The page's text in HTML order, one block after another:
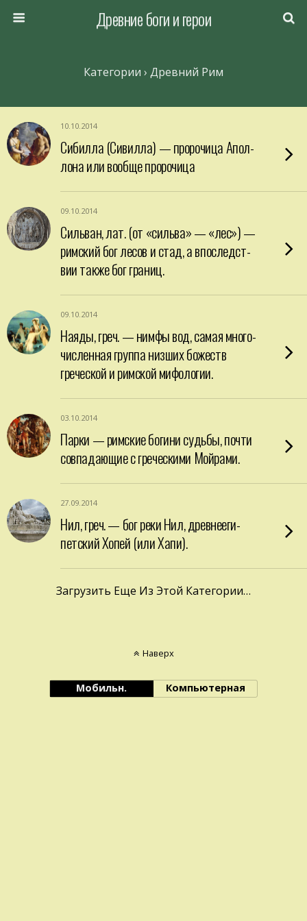
Древние боги и герои
Категории › Древний Рим
10.10.2014
Сибилла (Сивилла) — пророчица Апол­
лона или вообще пророчица
09.10.2014
Сильван, лат. (от «сильва» — «лес») —
римский бог лесов и стад, а впоследст­
вии также бог границ.
09.10.2014
Наяды, греч. — нимфы вод, самая много­
численная группа низших божеств
гречес­кой и римской мифологии.
03.10.2014
Парки — римские богини судьбы, почти
совпадающие с греческими Мойрами.
27.09.2014
Нил, греч. — бог реки Нил, древнееги­
петский Хопей (или Хапи).
Загрузить Еще Из Этой Категории…
Наверх
Мобильн. Компьютерная